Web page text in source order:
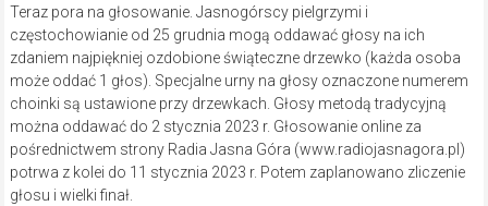
Teraz pora na głosowanie. Jasnogórscy pielgrzymi i
częstochowianie od 25 grudnia mogą oddawać głosy na ich
zdaniem najpiękniej ozdobione świąteczne drzewko (każda osoba
może oddać 1 głos). Specjalne urny na głosy oznaczone numerem
choinki są ustawione przy drzewkach. Głosy metodą tradycyjną
można oddawać do 2 stycznia 2023 r. Głosowanie online za
pośrednictwem strony Radia Jasna Góra (www.radiojasnagora.pl)
potrwa z kolei do 11 stycznia 2023 r. Potem zaplanowano zliczenie
głosu i wielki finał.